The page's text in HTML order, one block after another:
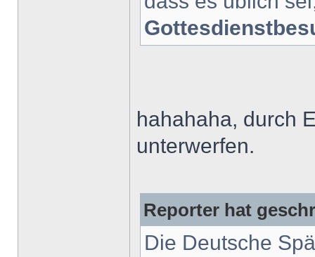
hahahaha, durch
unterwerfen.
Reporter hat
Die Deutsche